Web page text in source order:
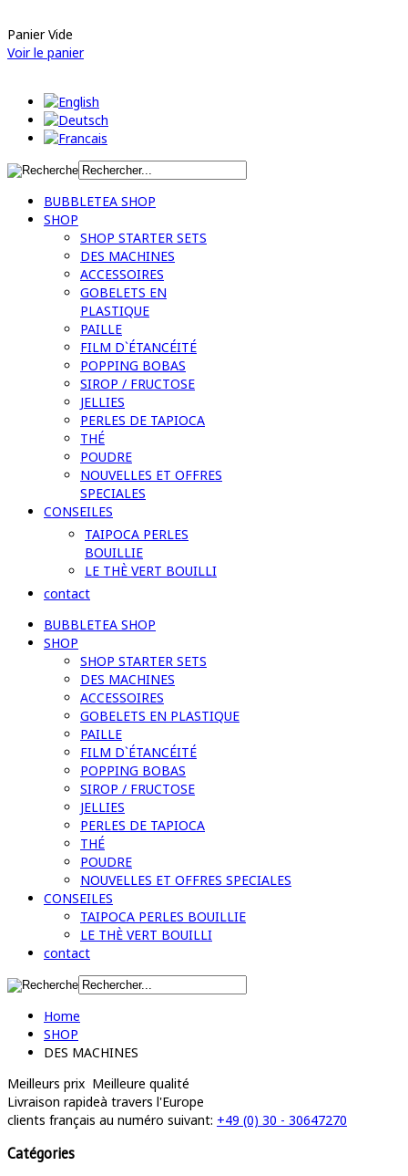
Panier Vide
Voir le panier
BUBBLETEA SHOP
SHOP
SHOP STARTER SETS
DES MACHINES
ACCESSOIRES
GOBELETS EN
PLASTIQUE
PAILLE
FILM D`ÉTANCÉITÉ
POPPING BOBAS
SIROP / FRUCTOSE
JELLIES
PERLES DE TAPIOCA
THÉ
POUDRE
NOUVELLES ET OFFRES
SPECIALES
CONSEILES
TAIPOCA PERLES
BOUILLIE
LE THÈ VERT BOUILLI
contact
BUBBLETEA SHOP
SHOP
SHOP STARTER SETS
DES MACHINES
ACCESSOIRES
GOBELETS EN PLASTIQUE
PAILLE
FILM D`ÉTANCÉITÉ
POPPING BOBAS
SIROP / FRUCTOSE
JELLIES
PERLES DE TAPIOCA
THÉ
POUDRE
NOUVELLES ET OFFRES SPECIALES
CONSEILES
TAIPOCA PERLES BOUILLIE
LE THÈ VERT BOUILLI
contact
Home
SHOP
DES MACHINES
Meilleurs prix Meilleure qualité
Livraison rapideà travers l'Europe
clients français au numéro suivant: +49 (0) 30 - 30647270
Catégories